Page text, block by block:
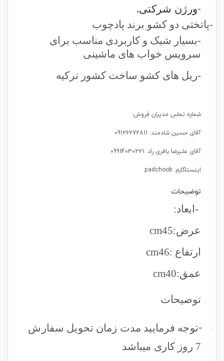
-ورژن شرکتی.
-پاتختی دو کشو برند پادچوب
-بسیار شیک و کاربردی مناسب برای
سرویس خواب های ماشینی
-ریل های کشو ساخت کشور ترکیه
شماره تماس مدیران فروش:
آقای حسین شادمند: 09126272811
آقای علیرضا باقری راد :09914030221
اینستاگارم: padchoob
توضیحات
- ابعاد:
عرض:45
cm
ارتفاع :46
cm
عمق:40
cm
توضیحات
·
-توجه فرمایید مدت زمان تحویل سفارش
7 روز کاری میباشد